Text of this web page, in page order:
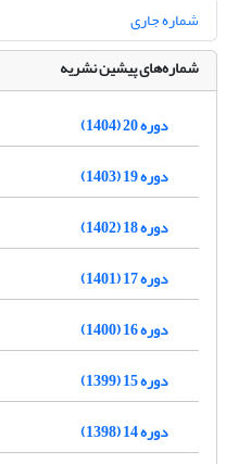
شماره جاری
شماره‌های پیشین نشریه
دوره 20 (1404)
دوره 19 (1403)
دوره 18 (1402)
دوره 17 (1401)
دوره 16 (1400)
دوره 15 (1399)
دوره 14 (1398)